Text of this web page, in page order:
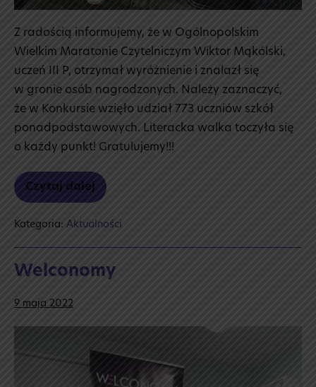
Z radością informujemy, że w Ogólnopolskim
Wielkim Maratonie Czytelniczym Wiktor Mąkólski,
uczeń III P, otrzymał wyróżnienie i znalazł się
w gronie osób nagrodzonych. Należy zaznaczyć,
że w Konkursie wzięło udział 773 uczniów szkół
ponadpodstawowych. Literacka walka toczyła się
o każdy punkt! Gratulujemy!!!
Czytaj dalej
Wielki
Maraton
Kategoria: Aktualności
Welconomy
9 maja 2022